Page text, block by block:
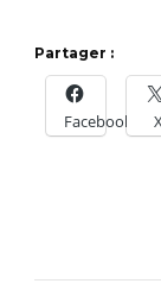
Partager :
Facebook